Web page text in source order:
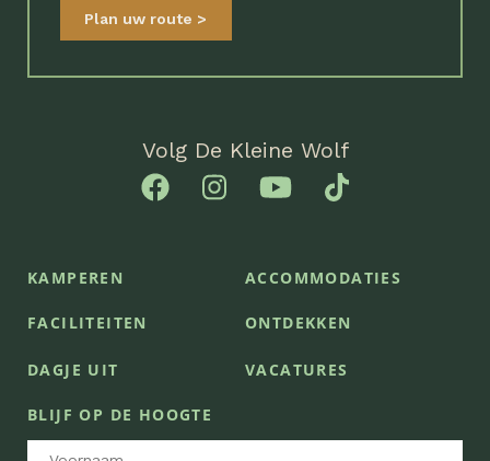
Plan uw route
Volg De Kleine Wolf
KAMPEREN ACCOMMODATIES
FACILITEITEN ONTDEKKEN
DAGJE UIT VACATURES
BLIJF OP DE HOOGTE